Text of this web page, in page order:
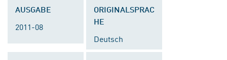
AUSGABE
2011-08
ORIGINALSPRAC
HE
Deutsch